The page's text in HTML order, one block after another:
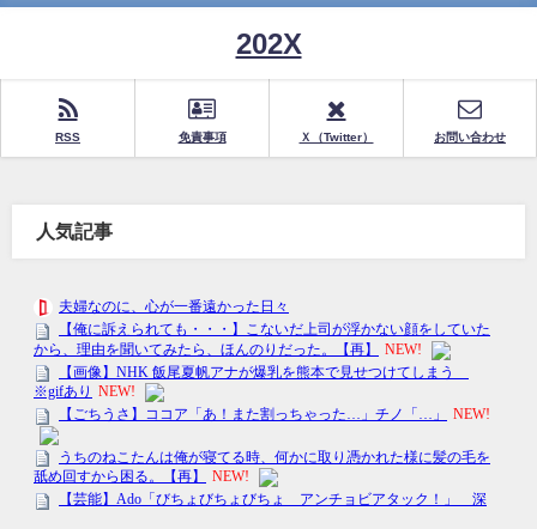
202X
RSS 免責事項 Ｘ（Twitter） お問い合わせ
人気記事